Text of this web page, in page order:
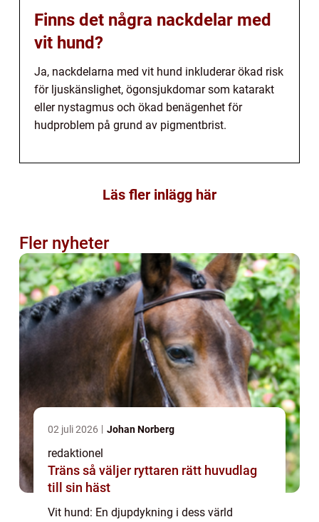
Finns det några nackdelar med
vit hund?
Ja, nackdelarna med vit hund inkluderar ökad risk
för ljuskänslighet, ögonsjukdomar som katarakt
eller nystagmus och ökad benägenhet för
hudproblem på grund av pigmentbrist.
Läs fler inlägg här
Fler nyheter
02 juli 2026 Johan Norberg
redaktionel
Träns så väljer ryttaren rätt huvudlag
till sin häst
Vit hund: En djupdykning i dess värld